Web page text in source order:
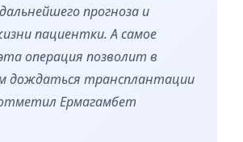
прогноза и
пациентки. А самое
операция позволит в
дождаться трансплантации
Ермагамбет